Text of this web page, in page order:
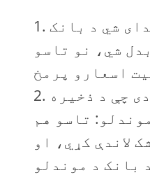
شي د بانک
شي، نو تاسو
چې د ذخیره
تاسو هم
لاندې کړي، او
بانک د موندلو